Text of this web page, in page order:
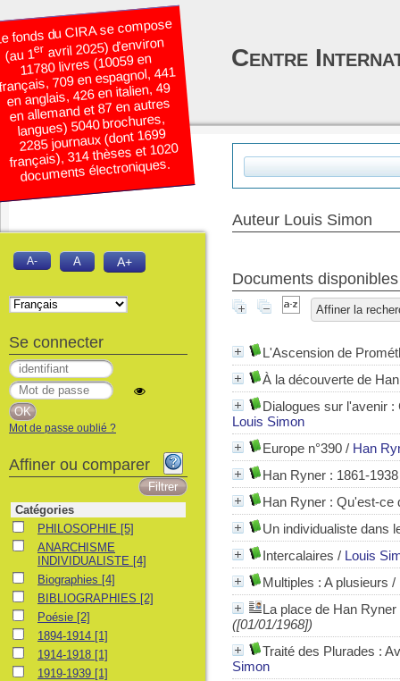
Auteur Louis Simon
Documents
Affiner la
L'Ascension de
À la découverte de
Dialogues sur l'avenir
Louis Simon
Europe n°390 / Han
Han Ryner : 1861-
Han Ryner : Qu'est-ce
Un individualiste dans
Intercalaires / Louis
Multiples : A plusieurs /
La place de Han
([01/01/1968])
Traité des Plurades :
Simon
fonds du CIRA se compose
(au 1eravril 2025) d’environ
11780 livres (10059 en
709 en espagnol, 441
en anglais, 426 en italien, 49
en allemand et 87 en autres
langues) 5040 brochures,
2285 journaux (dont 1699
français), 314 thèses et 1020
documents électroniques.
Centre
A- A A+
Se connecter
Mot de passe oublié ?
Affiner ou comparer
Catégories
PHILOSOPHIE
PHILOSOPHIE [5]
ANARCHISME INDIVIDUALISTE
ANARCHISME
INDIVIDUALISTE [4]
Biographies
Biographies [4]
BIBLIOGRAPHIES
BIBLIOGRAPHIES [2]
PoésiePoésie [2]
1894-19141894-1914 [1]
1914-19181914-1918 [1]
1919-19391919-1939 [1]